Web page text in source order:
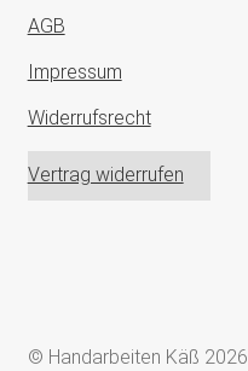
AGB
Impressum
Widerrufsrecht
Vertrag widerrufen
© Handarbeiten Käß 2026